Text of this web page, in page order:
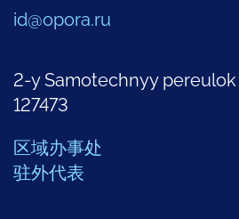
id@opora.ru
2-y Samotechnyy
127473
区域办事处
驻外代表